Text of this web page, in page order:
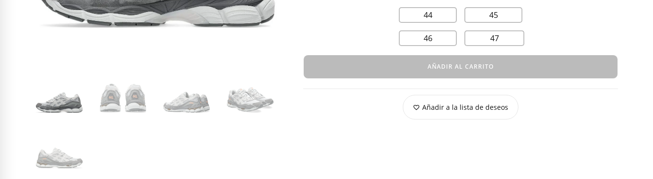
44 45
46 47
AÑADIR AL CARRITO
Añadir a la lista de deseos